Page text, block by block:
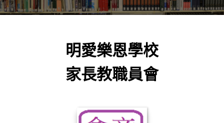
明愛樂恩學校
家長教職員會